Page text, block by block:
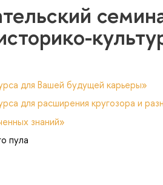
для Вашей будущей карьеры»
для расширения кругозора и
знаний»
пула